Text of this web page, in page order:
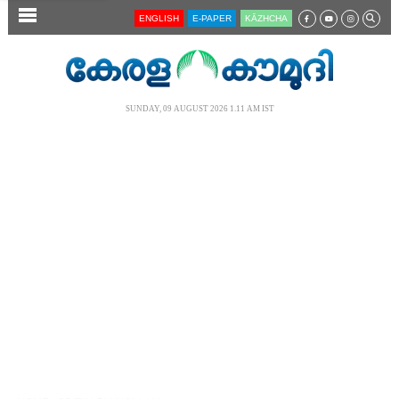
SECTIONS ENGLISH E-PAPER KĀZHCHA
SUNDAY, 09 AUGUST 2026 1.11 AM IST